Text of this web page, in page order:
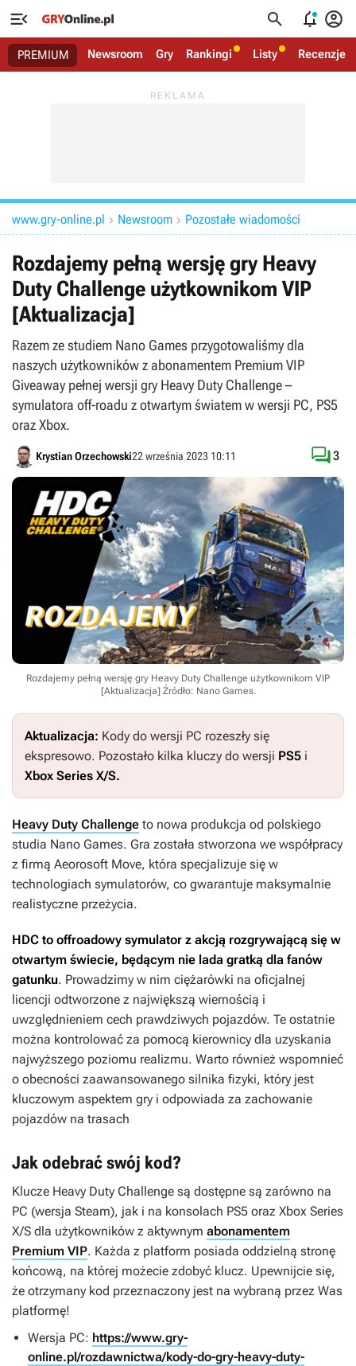
   
PREMIUM Newsroom Gry Rankingi Listy Recenzje
www.gry-online.pl  Newsroom  Pozostałe wiadomości
Rozdajemy pełną wersję gry Heavy
Duty Challenge użytkownikom VIP
[Aktualizacja]
Razem ze studiem Nano Games przygotowaliśmy dla
naszych użytkowników z abonamentem Premium VIP
Giveaway pełnej wersji gry Heavy Duty Challenge –
symulatora off-roadu z otwartym światem w wersji PC, PS5
oraz Xbox.
Krystian Orzechowski22 września 2023 10:11 3
Rozdajemy pełną wersję gry Heavy Duty Challenge użytkownikom VIP
[Aktualizacja] Źródło: Nano Games.
Aktualizacja: Kody do wersji PC rozeszły się
ekspresowo. Pozostało kilka kluczy do wersji PS5 i
Xbox Series X/S.
Heavy Duty Challenge to nowa produkcja od polskiego
studia Nano Games. Gra została stworzona we współpracy
z firmą Aeorosoft Move, która specjalizuje się w
technologiach symulatorów, co gwarantuje maksymalnie
realistyczne przeżycia.
HDC to offroadowy symulator z akcją rozgrywającą się w
otwartym świecie, będącym nie lada gratką dla fanów
gatunku. Prowadzimy w nim ciężarówki na oficjalnej
licencji odtworzone z największą wiernością i
uwzględnieniem cech prawdziwych pojazdów. Te ostatnie
można kontrolować za pomocą kierownicy dla uzyskania
najwyższego poziomu realizmu. Warto również wspomnieć
o obecności zaawansowanego silnika fizyki, który jest
kluczowym aspektem gry i odpowiada za zachowanie
pojazdów na trasach
Jak odebrać swój kod?
Klucze Heavy Duty Challenge są dostępne są zarówno na
PC (wersja Steam), jak i na konsolach PS5 oraz Xbox Series
X/S dla użytkowników z aktywnym abonamentem
Premium VIP. Każda z platform posiada oddzielną stronę
końcową, na której możecie zdobyć klucz. Upewnijcie się,
że otrzymany kod przeznaczony jest na wybraną przez Was
platformę!
Wersja PC: https://www.gry-
online.pl/rozdawnictwa/kody-do-gry-heavy-duty-